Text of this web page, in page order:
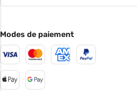
Modes de paiement